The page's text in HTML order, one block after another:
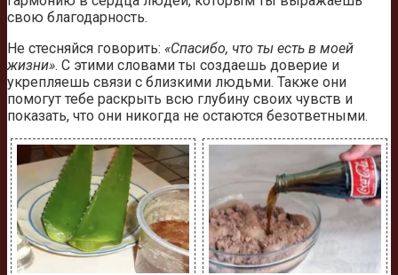
свою благодарность.
Не стесняйся говорить: «Спасибо, что ты есть в моей
жизни». С этими словами ты создаешь доверие и
укрепляешь связи с близкими людьми. Также они
помогут тебе раскрыть всю глубину своих чувств и
показать, что они никогда не остаются безответными.